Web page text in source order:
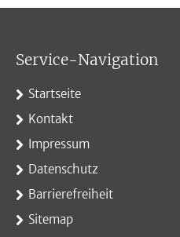
Service-Navigation
Startseite
Kontakt
Impressum
Datenschutz
Barrierefreiheit
Sitemap